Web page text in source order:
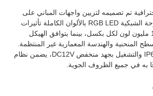
تم تصميمه لتزيين واجهات المباني على
نطاق واسع. توفر اللوحة الشبكية RGB LED بالألوان الكاملة تأثيرات
بصرية مذهلة مع 16.7 مليون لون لكل بكسل، بينما يتوافق الهيكل
المنحنية والهندسة المعمارية غير المنتظمة.
مع الحماية بتصنيف IP67 والتشغيل بجهد منخفض DC12V، يضمن نظام
به في جميع الظروف الجوية.